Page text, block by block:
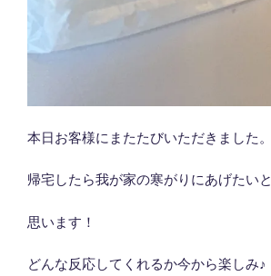
本日お客様にまたたびいただきました。
帰宅したら我が家の寒がりにあげたいと
思います！
どんな反応してくれるか今から楽しみ♪